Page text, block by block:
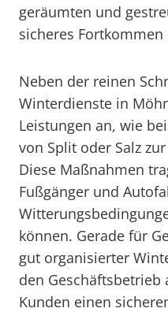
geräumten und
sicheres
Neben der reinen
Winterdienste in
Leistungen an, wie
von Split oder Salz
Diese Maßnahmen
Fußgänger und
können. Gerade für
gut organisierter
den
Kunden einen